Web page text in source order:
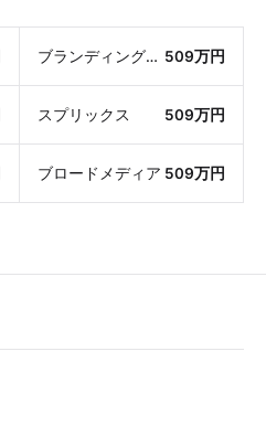
ブランディングテクノロジー 509万円
スプリックス 509万円
ブロードメディア 509万円